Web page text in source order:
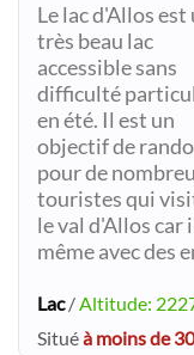
Le lac d'Allos est
très beau lac
accessible sans
difficulté
en été. Il est un
objectif de
pour de
touristes qui
le val d'Allos car
même avec des
Lac/ Altitude:
Situéà moins de